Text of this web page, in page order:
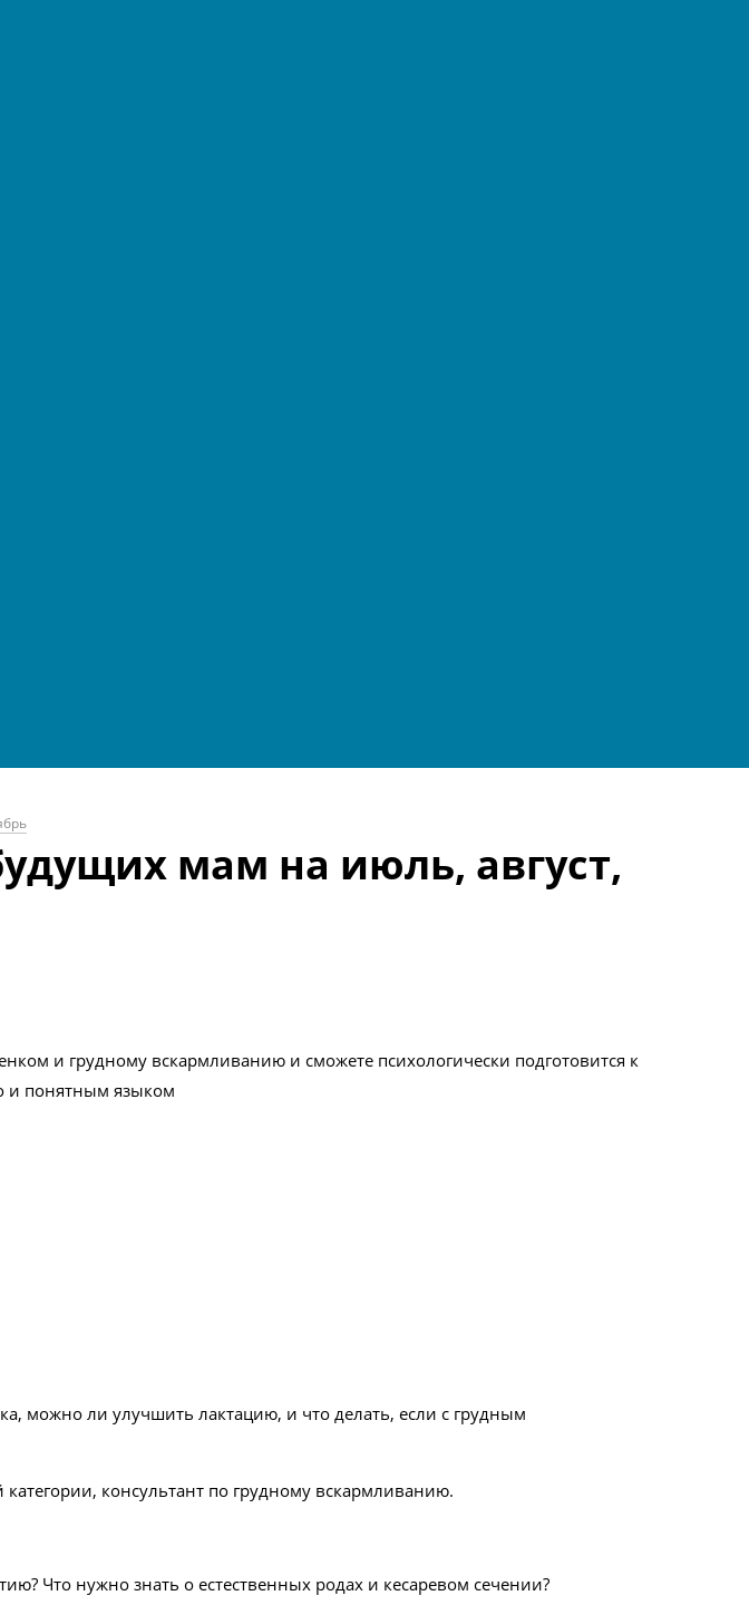
мам на июль, август,
и грудному вскармливанию и сможете психологически подготовится к
и понятным языком
можно ли улучшить лактацию, и что делать, если с грудным
консультант по грудному вскармливанию.
Что нужно знать о естественных родах и кесаревом сечении?